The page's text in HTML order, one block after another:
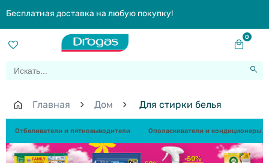
Бесплатная доставка на любую покупку!
0
Главная Дом Для стирки белья
Отбеливатели и пятновыводители Ополаскиватели и кондиционеры